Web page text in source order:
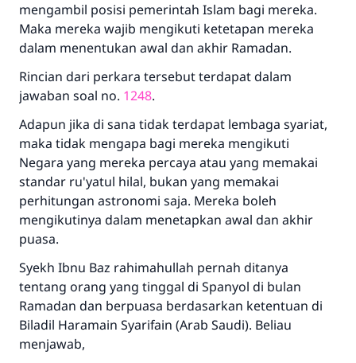
mengambil posisi pemerintah Islam bagi mereka.
Maka mereka wajib mengikuti ketetapan mereka
dalam menentukan awal dan akhir Ramadan.
Rincian dari perkara tersebut terdapat dalam
jawaban soal no. 1248.
Adapun jika di sana tidak terdapat lembaga syariat,
maka tidak mengapa bagi mereka mengikuti
Negara yang mereka percaya atau yang memakai
standar ru'yatul hilal, bukan yang memakai
perhitungan astronomi saja. Mereka boleh
mengikutinya dalam menetapkan awal dan akhir
puasa.
Syekh Ibnu Baz rahimahullah pernah ditanya
tentang orang yang tinggal di Spanyol di bulan
Ramadan dan berpuasa berdasarkan ketentuan di
Biladil Haramain Syarifain (Arab Saudi). Beliau
menjawab,
Jawaban no. 110845
menyelamatkan pernikahan.
Bantu kami dalam memberikan jawaban untuk umat